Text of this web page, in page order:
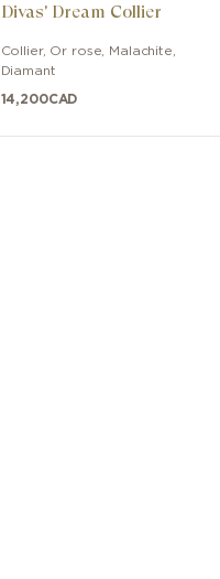
Divas' Dream Collier
Collier, Or rose
Malachite,
Diamant
14,200CAD